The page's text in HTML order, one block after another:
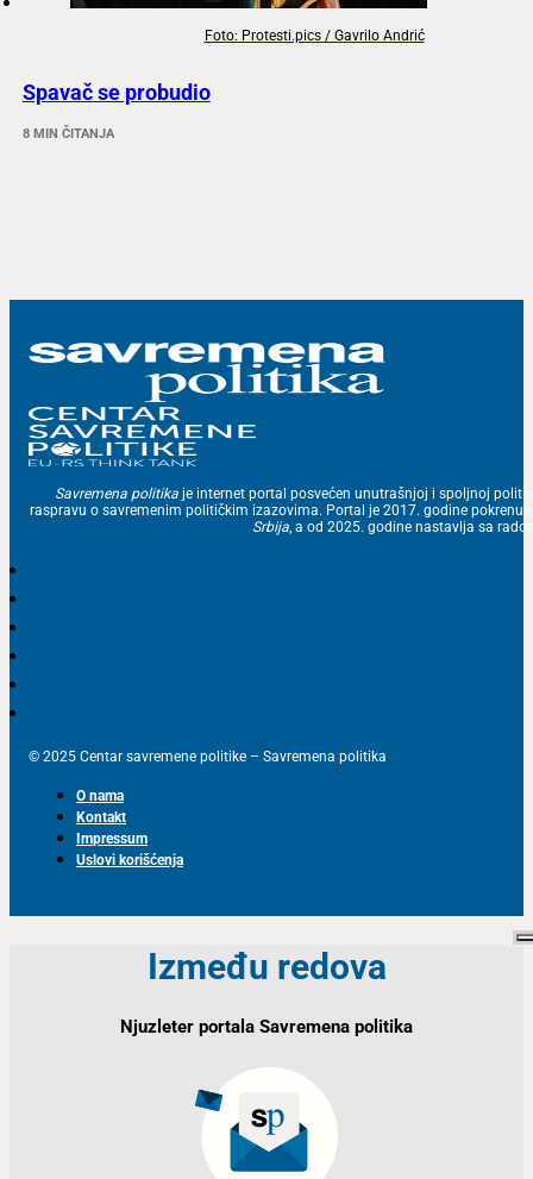
Foto: Protesti.pics / Gavrilo Andrić
Spavač se probudio
8 MIN ČITANJA
Savremena politika je internet portal posvećen unutrašnjoj i spoljnoj
raspravu o savremenim političkim izazovima. Portal je 2017. godine
Srbija, a od 2025. godine nastavlja sa
© 2025 Centar savremene politike – Savremena politika
O nama
Kontakt
Impressum
Uslovi korišćenja
Između redova
Njuzleter portala Savremena politika